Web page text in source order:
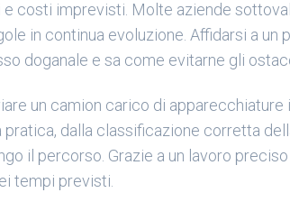
costi imprevisti. Molte aziende
in continua evoluzione. Affidarsi a
doganale e sa come evitarne gli
un camion carico di
dalla classificazione corretta
il percorso. Grazie a un lavoro
tempi previsti.